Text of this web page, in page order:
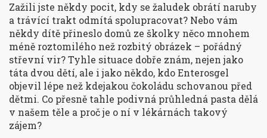
Zažili jste někdy pocit, kdy se žaludek obrátí naruby
a trávící trakt odmítá spolupracovat? Nebo vám
někdy dítě přineslo domů ze školky něco mnohem
méně roztomilého než rozbitý obrázek – pořádný
střevní vir? Tyhle situace dobře znám, nejen jako
táta dvou dětí, ale i jako někdo, kdo Enterosgel
objevil lépe než kdejakou čokoládu schovanou před
dětmi. Co přesně tahle podivná průhledná pasta dělá
v našem těle a proč je o ní v lékárnách takový
zájem?